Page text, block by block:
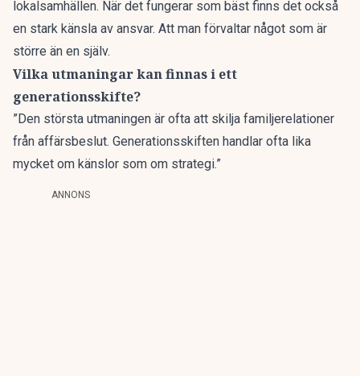
lokalsamhällen. När det fungerar som bäst finns det också
en stark känsla av ansvar. Att man förvaltar något som är
större än en själv.
Vilka utmaningar kan finnas i ett
generationsskifte?
”Den största utmaningen är ofta att skilja familjerelationer
från affärsbeslut. Generationsskiften handlar ofta lika
mycket om känslor som om strategi.”
ANNONS